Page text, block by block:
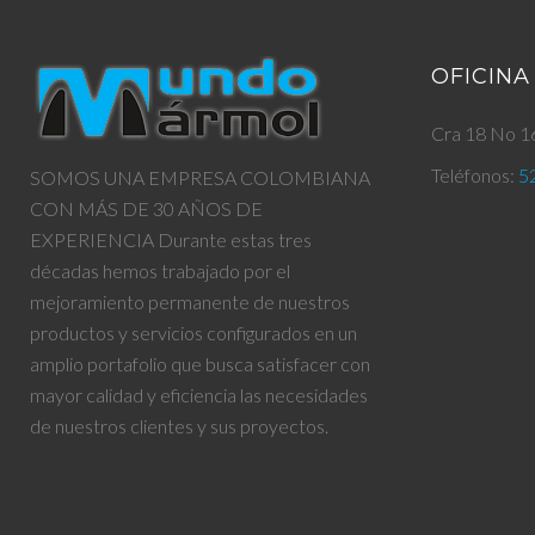
E
R
SOMOS UNA EMPRESA COLOMBIANA
CON MÁS DE 30 AÑOS DE
EXPERIENCIA Durante estas tres
décadas hemos trabajado por el
mejoramiento permanente de nuestros
productos y servicios configurados en un
amplio portafolio que busca satisfacer con
mayor calidad y eficiencia las necesidades
de nuestros clientes y sus proyectos.
Cra 18 No
Teléfonos: